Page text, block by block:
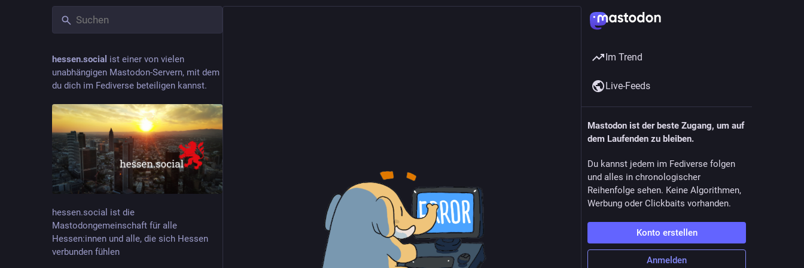
hessen.social ist einer von vielen
unabhängigen Mastodon-Servern, mit dem
du dich im Fediverse beteiligen kannst.
hessen.social ist die
Mastodongemeinschaft für alle
Hessen:innen und alle, die sich Hessen
verbunden fühlen
Im Trend
Live-Feeds
Mastodon ist der beste Zugang, um auf
dem Laufenden zu bleiben.
Du kannst jedem im Fediverse folgen
und alles in chronologischer
Reihenfolge sehen. Keine Algorithmen,
Werbung oder Clickbaits vorhanden.
Konto erstellen
Anmelden